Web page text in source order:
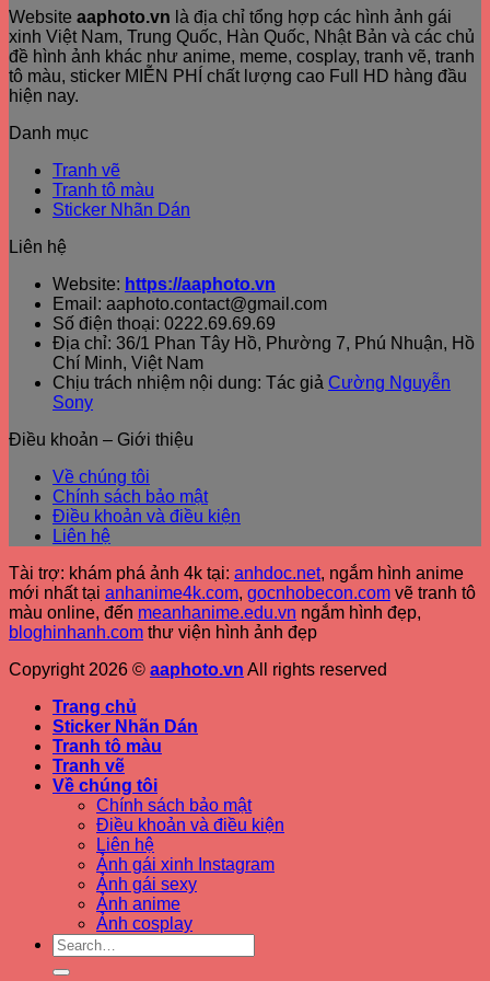
Website aaphoto.vn là địa chỉ tổng hợp các hình ảnh gái
xinh Việt Nam, Trung Quốc, Hàn Quốc, Nhật Bản và các chủ
đề hình ảnh khác như anime, meme, cosplay, tranh vẽ, tranh
tô màu, sticker MIỄN PHÍ chất lượng cao Full HD hàng đầu
hiện nay.
Danh mục
Tranh vẽ
Tranh tô màu
Sticker Nhãn Dán
Liên hệ
Website: https://aaphoto.vn
Email: aaphoto.contact@gmail.com
Số điện thoại: 0222.69.69.69
Địa chỉ: 36/1 Phan Tây Hồ, Phường 7, Phú Nhuận, Hồ
Chí Minh, Việt Nam
Chịu trách nhiệm nội dung: Tác giả Cường Nguyễn
Sony
Điều khoản – Giới thiệu
Về chúng tôi
Chính sách bảo mật
Điều khoản và điều kiện
Liên hệ
Tài trợ: khám phá ảnh 4k tại: anhdoc.net, ngắm hình anime
mới nhất tại anhanime4k.com, gocnhobecon.com vẽ tranh tô
màu online, đến meanhanime.edu.vn ngắm hình đẹp,
bloghinhanh.com thư viện hình ảnh đẹp
Copyright 2026 © aaphoto.vn All rights reserved
Trang chủ
Sticker Nhãn Dán
Tranh tô màu
Tranh vẽ
Về chúng tôi
Chính sách bảo mật
Điều khoản và điều kiện
Liên hệ
Ảnh gái xinh Instagram
Ảnh gái sexy
Ảnh anime
Ảnh cosplay